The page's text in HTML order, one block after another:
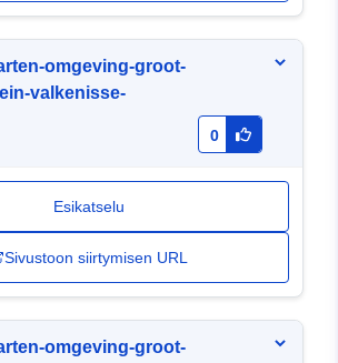
omgeving-groot-
valkenisse-
0
Esikatselu
Sivustoon siirtymisen URL
omgeving-groot-